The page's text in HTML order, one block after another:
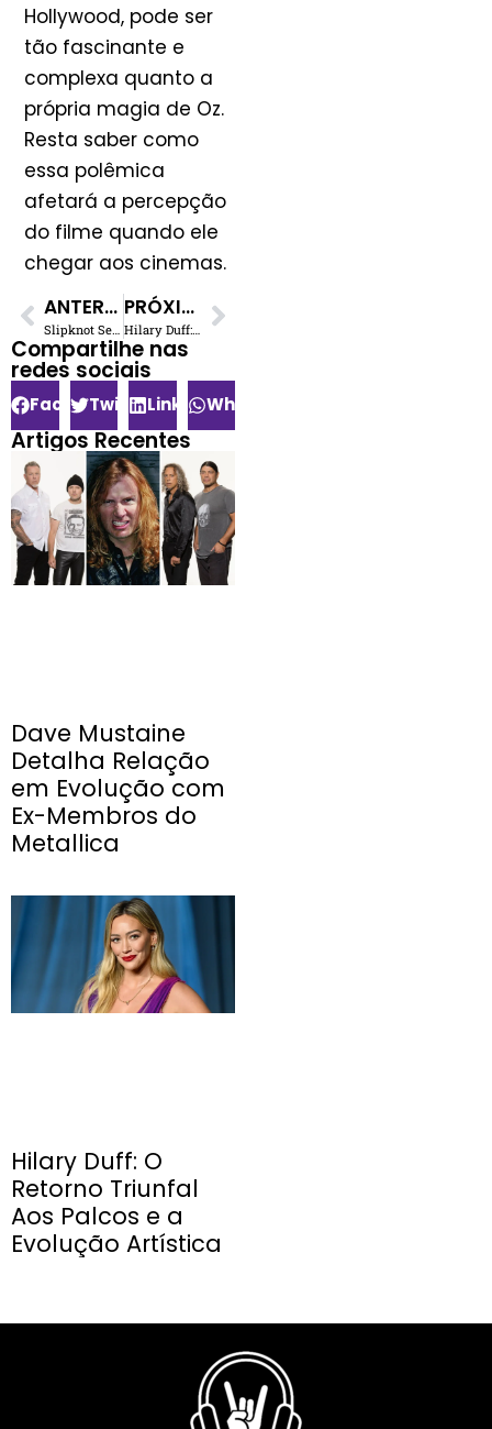
Hollywood, pode ser
tão fascinante e
complexa quanto a
própria magia de Oz.
Resta saber como
essa polêmica
afetará a percepção
do filme quando ele
chegar aos cinemas.
ANTERIOR
Slipknot Sela Venda de Catálogo Musical Multimilionário com HarbourView
PRÓXIMO
Hilary Duff: Novo Álbum ‘Luck… or Something’ e Retorno Triunfante
Compartilhe nas
redes sociais​
FacebookTwitterLinkedInWhatsApp
Artigos Recentes
Dave Mustaine
Detalha Relação
em Evolução com
Ex-Membros do
Metallica
Hilary Duff: O
Retorno Triunfal
Aos Palcos e a
Evolução Artística